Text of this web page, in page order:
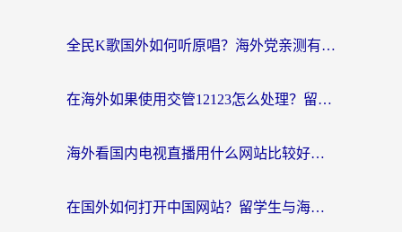
全民K歌国外如何听原唱？海外党亲测有效的回国加速器选择指南
在海外如果使用交管12123怎么处理？留学生亲测有效的回国加速方案
海外看国内电视直播用什么网站比较好？一篇解决你所有追剧难题的实用指南
在国外如何打开中国网站？留学生与海外华人的无缝访问指南